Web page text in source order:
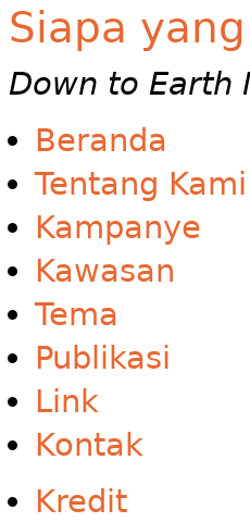
Siapa
Down to Earth
Beranda
Tentang Kami
Kampanye
Kawasan
Tema
Publikasi
Link
Kontak
Kredit